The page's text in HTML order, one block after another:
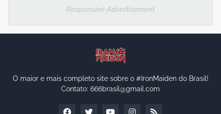
Responsive Advertisement
O maior e mais completo site sobre o #IronMaiden do Brasil!
Contato: 666brasil@gmail.com